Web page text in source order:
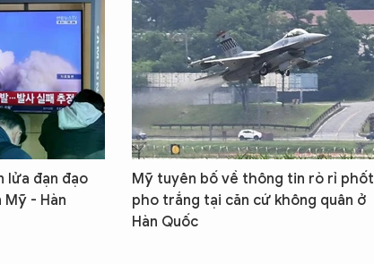
lửa đạn đạo
- Hàn
Mỹ tuyên bố về thông tin rò rỉ phốt
pho trắng tại căn cứ không quân ở
Hàn Quốc